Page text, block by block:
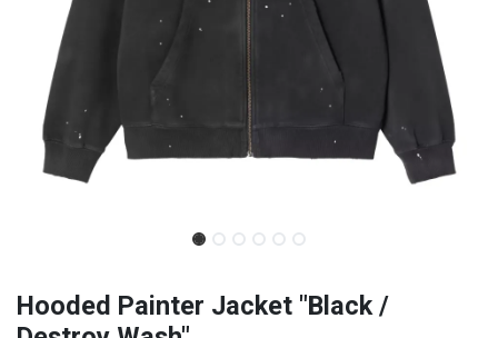
Hooded Painter Jacket "Black /